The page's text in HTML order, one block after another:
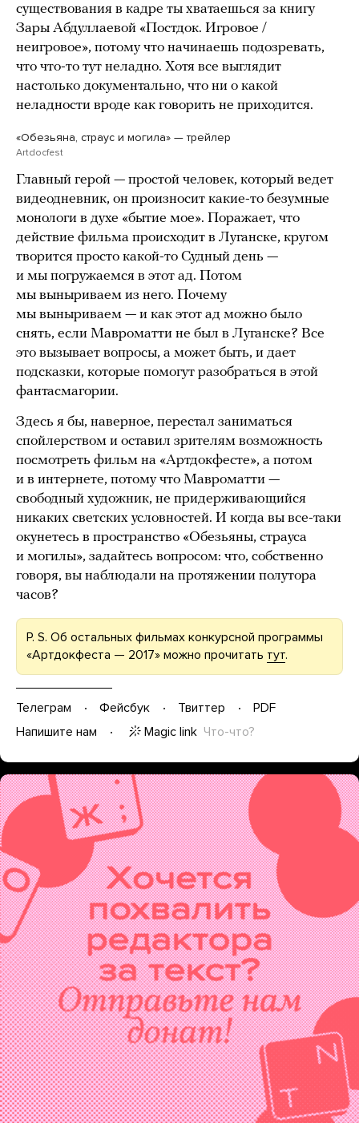
существования в кадре ты хватаешься за книгу
Зары Абдуллаевой «Постдок. Игровое /
неигровое», потому что начинаешь подозревать,
что что-то тут неладно. Хотя все выглядит
настолько документально, что ни о какой
неладности вроде как говорить не приходится.
«Обезьяна, страус и могила» — трейлер
Artdocfest
Главный герой — простой человек, который ведет
видеодневник, он произносит какие-то безумные
монологи в духе «бытие мое». Поражает, что
действие фильма происходит в Луганске, кругом
творится просто какой-то Судный день —
и мы погружаемся в этот ад. Потом
мы выныриваем из него. Почему
мы выныриваем — и как этот ад можно было
снять, если Мавроматти не был в Луганске? Все
это вызывает вопросы, а может быть, и дает
подсказки, которые помогут разобраться в этой
фантасмагории.
Здесь я бы, наверное, перестал заниматься
спойлерством и оставил зрителям возможность
посмотреть фильм на «Артдокфесте», а потом
и в интернете, потому что Мавроматти —
свободный художник, не придерживающийся
никаких светских условностей. И когда вы все-таки
окунетесь в пространство «Обезьяны, страуса
и могилы», задайтесь вопросом: что, собственно
говоря, вы наблюдали на протяжении полутора
часов?
P. S. Об остальных фильмах конкурсной программы
«Артдокфеста — 2017» можно прочитать тут.
Телеграм Фейсбук Твиттер
PDF
Напишите нам
Magic link Что-что?